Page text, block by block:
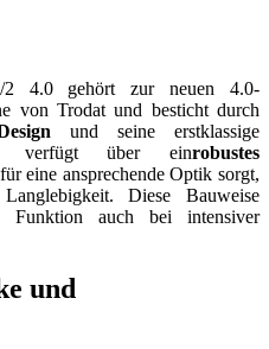
2 4.0 gehört zur neuen 4.0-
von Trodat und besticht durch
und seine erstklassige
verfügt über einrobustes
eine ansprechende Optik sorgt,
Diese Bauweise
Funktion auch bei intensiver
und